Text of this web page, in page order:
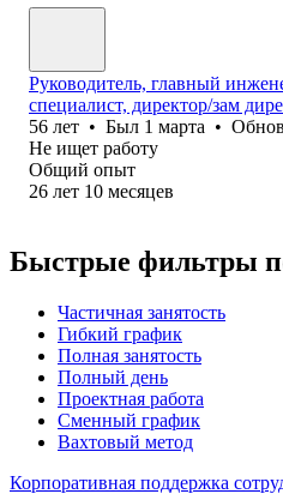
Руководитель, главный
специалист, директор/зам
56 лет • Был 1 марта •
Не ищет работу
Общий опыт
26 лет 10 месяцев
Быстрые фильтры
Частичная занятость
Гибкий график
Полная занятость
Полный день
Проектная работа
Сменный график
Вахтовый метод
Корпоративная поддержка